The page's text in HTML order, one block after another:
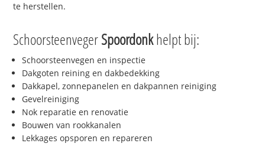
te herstellen.
SchoorsteenvegerSpoordonkhelpt bij:
Schoorsteenvegen en inspectie
Dakgoten reining en dakbedekking
Dakkapel, zonnepanelen en dakpannen reiniging
Gevelreiniging
Nok reparatie en renovatie
Bouwen van rookkanalen
Lekkages opsporen en repareren